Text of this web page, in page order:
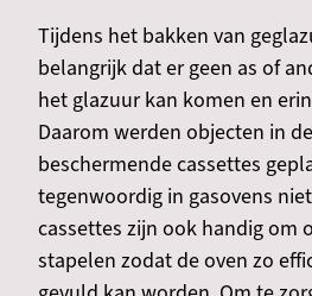
Tijdens het bakken van
belangrijk dat er geen as of
het glazuur kan komen en
Daarom werden objecten in
beschermende cassettes
tegenwoordig in gasovens
cassettes zijn ook handig om
stapelen zodat de oven zo